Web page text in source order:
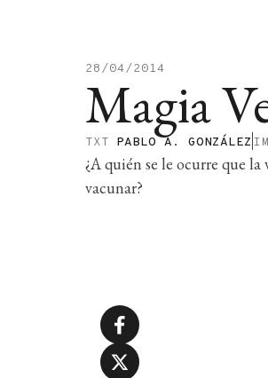
28/04/2014
Magia
TXT PABLO A. GONZÁLEZ
¿A quién se le ocurre que
vacunar?